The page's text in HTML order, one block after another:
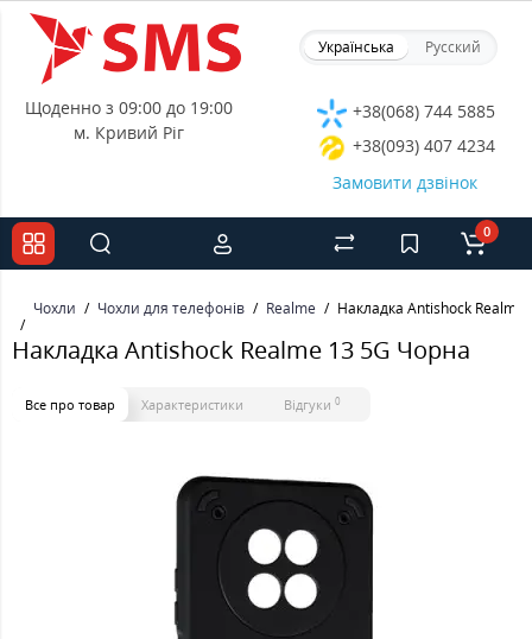
Українська Русский
Щоденно з 09:00 до 19:00
м. Кривий Ріг
+38(068) 744 5885
+38(093) 407 4234
Замовити дзвінок
0
Чохли Чохли для телефонів Realme Накладка Antishock Realme
Накладка Antishock Realme 13 5G Чорна
Все про товар Характеристики Відгуки 0